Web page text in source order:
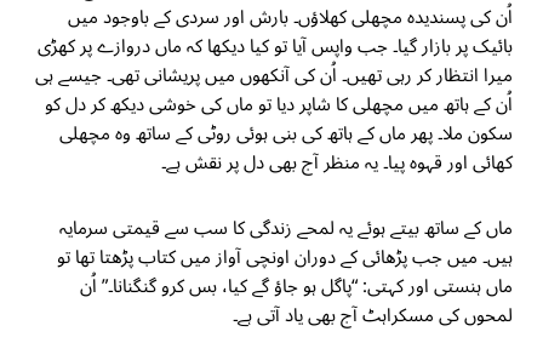
اُن کی پسندیدہ مچھلی کھلاؤں۔ بارش اور سردی کے باوجود میں
بائیک پر بازار گیا۔ جب واپس آیا تو کیا دیکھا کہ ماں دروازے پر کھڑی
میرا انتظار کر رہی تھیں۔ اُن کی آنکھوں میں پریشانی تھی۔ جیسے ہی
اُن کے ہاتھ میں مچھلی کا شاپر دیا تو ماں کی خوشی دیکھ کر دل کو
سکون ملا۔ پھر ماں کے ہاتھ کی بنی ہوئی روٹی کے ساتھ وہ مچھلی
کھائی اور قہوہ پیا۔ یہ منظر آج بھی دل پر نقش ہے۔
ماں کے ساتھ بیتے ہوئے یہ لمحے زندگی کا سب سے قیمتی سرمایہ
ہیں۔ میں جب پڑھائی کے دوران اونچی آواز میں کتاب پڑھتا تھا تو
ماں ہنستی اور کہتی: “پاگل ہو جاؤ گے کیا، بس کرو گنگنانا۔” اُن
لمحوں کی مسکراہٹ آج بھی یاد آتی ہے۔